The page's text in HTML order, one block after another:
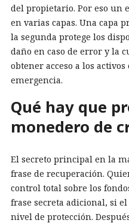
del propietario. Por eso un
en varias capas. Una capa
la segunda protege los
daño en caso de error y la
obtener acceso a los
emergencia.
Qué hay que
monedero de
El secreto principal en la
frase de recuperación.
control total sobre los
frase secreta adicional, si
nivel de protección.